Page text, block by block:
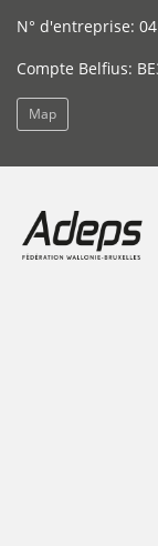
N° d'entreprise:
Compte Belfius:
Map